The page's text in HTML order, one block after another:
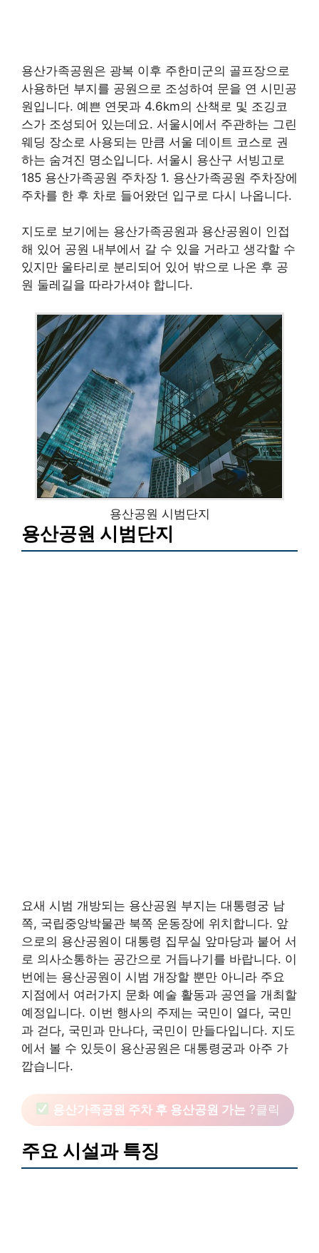
용산가족공원은 광복 이후 주한미군의 골프장으로
사용하던 부지를 공원으로 조성하여 문을 연 시민공
원입니다. 예쁜 연못과 4.6km의 산책로 및 조깅코
스가 조성되어 있는데요. 서울시에서 주관하는 그린
웨딩 장소로 사용되는 만큼 서울 데이트 코스로 권
하는 숨겨진 명소입니다. 서울시 용산구 서빙고로
185 용산가족공원 주차장 1. 용산가족공원 주차장에
주차를 한 후 차로 들어왔던 입구로 다시 나옵니다.
지도로 보기에는 용산가족공원과 용산공원이 인접
해 있어 공원 내부에서 갈 수 있을 거라고 생각할 수
있지만 울타리로 분리되어 있어 밖으로 나온 후 공
원 둘레길을 따라가셔야 합니다.
용산공원 시범단지
용산공원 시범단지
요새 시범 개방되는 용산공원 부지는 대통령궁 남
쪽, 국립중앙박물관 북쪽 운동장에 위치합니다. 앞
으로의 용산공원이 대통령 집무실 앞마당과 붙어 서
로 의사소통하는 공간으로 거듭나기를 바랍니다. 이
번에는 용산공원이 시범 개장할 뿐만 아니라 주요
지점에서 여러가지 문화 예술 활동과 공연을 개최할
예정입니다. 이번 행사의 주제는 국민이 열다, 국민
과 걷다, 국민과 만나다, 국민이 만들다입니다. 지도
에서 볼 수 있듯이 용산공원은 대통령궁과 아주 가
깝습니다.
용산가족공원 주차 후 용산공원 가는 ?클릭
주요 시설과 특징